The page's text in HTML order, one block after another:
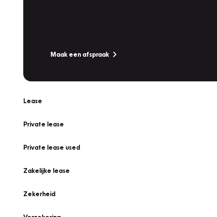
Maak een afspraak
Lease
Private lease
Private lease used
Zakelijke lease
Zekerheid